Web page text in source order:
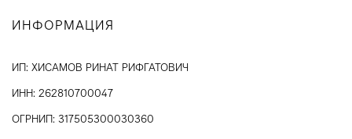
ИНФОРМАЦИЯ
ИП: ХИСАМОВ РИНАТ РИФГАТОВИЧ
ИНН: 262810700047
ОГРНИП: 317505300030360